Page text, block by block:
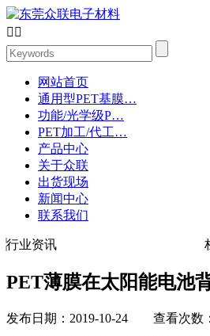
 
网站首页
通用型PET基膜…
功能/光学级P…
PET加工/代工…
产品中心
关于众联
出货现场
新闻中心
联系我们
行业资讯
PET薄膜在太阳能电池
发布日期：2019-10-24 查看次数